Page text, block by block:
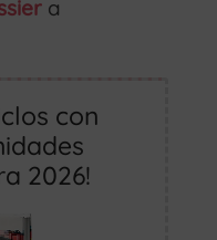
a
con
2026!